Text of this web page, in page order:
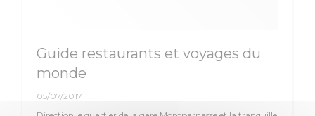
Guide restaurants et voyages du
monde
05/07/2017